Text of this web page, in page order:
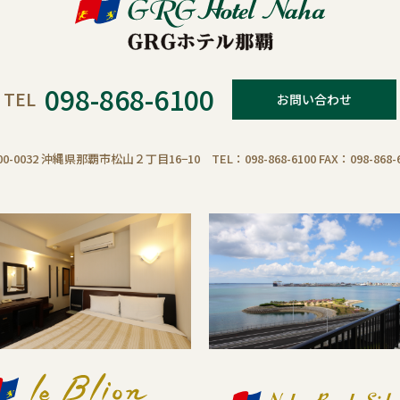
TEL 098-868-6100 お問い合わせ
0032 沖縄県那覇市松山２丁目16−10 TEL：098-868-6100 FAX：098-868-